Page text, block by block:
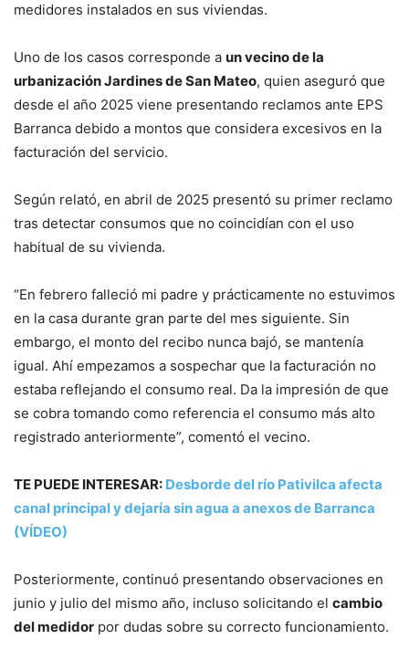
medidores instalados en sus viviendas.
Uno de los casos corresponde a un vecino de la
urbanización Jardines de San Mateo, quien aseguró que
desde el año 2025 viene presentando reclamos ante EPS
Barranca debido a montos que considera excesivos en la
facturación del servicio.
Según relató, en abril de 2025 presentó su primer reclamo
tras detectar consumos que no coincidían con el uso
habitual de su vivienda.
“En febrero falleció mi padre y prácticamente no estuvimos
en la casa durante gran parte del mes siguiente. Sin
embargo, el monto del recibo nunca bajó, se mantenía
igual. Ahí empezamos a sospechar que la facturación no
estaba reflejando el consumo real. Da la impresión de que
se cobra tomando como referencia el consumo más alto
registrado anteriormente”, comentó el vecino.
TE PUEDE INTERESAR: Desborde del río Pativilca afecta
canal principal y dejaría sin agua a anexos de Barranca
(VÍDEO)
Posteriormente, continuó presentando observaciones en
junio y julio del mismo año, incluso solicitando el cambio
del medidor por dudas sobre su correcto funcionamiento.